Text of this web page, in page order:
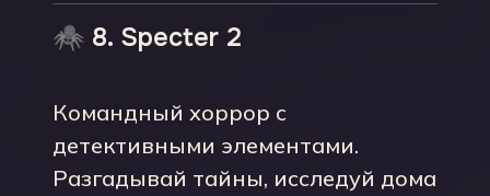
🕷️ 8. Specter 2
Командный хоррор с
детективными элементами.
Разгадывай тайны, исследуй дома